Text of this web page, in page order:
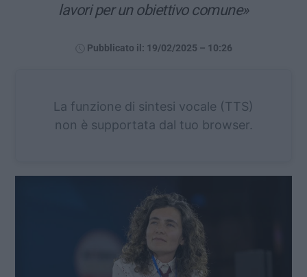
lavori per un obiettivo comune»
Pubblicato il: 19/02/2025 – 10:26
La funzione di sintesi vocale (TTS)
non è supportata dal tuo browser.